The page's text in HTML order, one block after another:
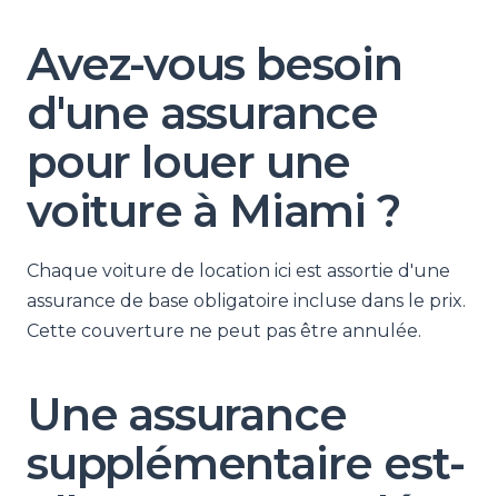
Avez-vous besoin
d'une assurance
pour louer une
voiture à Miami ?
Chaque voiture de location ici est assortie d'une
assurance de base obligatoire incluse dans le prix.
Cette couverture ne peut pas être annulée.
Une assurance
supplémentaire est-